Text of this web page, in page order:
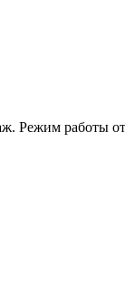
Режим работы